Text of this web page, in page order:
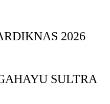
2026
SULTRA